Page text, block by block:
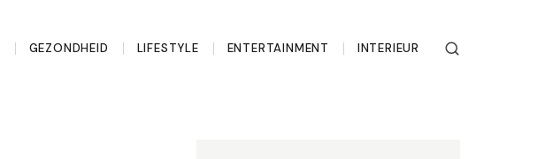
GEZONDHEID LIFESTYLE ENTERTAINMENT INTERIEUR